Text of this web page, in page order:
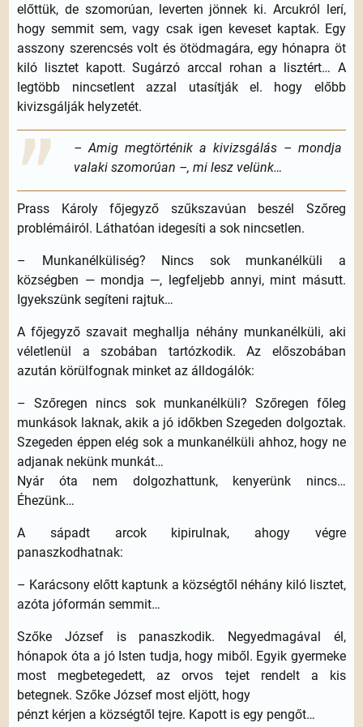
előttük, de szomorúan, leverten jönnek ki. Arcukról lerí,
hogy semmit sem, vagy csak igen keveset kaptak. Egy
asszony szerencsés volt és ötödmagára, egy hónapra öt
kiló lisztet kapott. Sugárzó arccal rohan a lisztért… A
legtöbb nincsetlent azzal utasítják el. hogy előbb
kivizsgálják helyzetét.
– Amig megtörténik a kivizsgálás – mondja
valaki szomorúan –, mi lesz velünk…
Prass Károly főjegyző szűkszavúan beszél Szőreg
problémáiról. Láthatóan idegesíti a sok nincsetlen.
– Munkanélküliség? Nincs sok munkanélküli a
községben — mondja —, legfeljebb annyi, mint másutt.
Igyekszünk segíteni rajtuk…
A főjegyző szavait meghallja néhány munkanélküli, aki
véletlenül a szobában tartózkodik. Az előszobában
azután körülfognak minket az álldogálók:
– Szőregen nincs sok munkanélküli? Szőregen főleg
munkások laknak, akik a jó időkben Szegeden dolgoztak.
Szegeden éppen elég sok a munkanélküli ahhoz, hogy ne
adjanak nekünk munkát…
Nyár óta nem dolgozhattunk, kenyerünk nincs…
Éhezünk…
A sápadt arcok kipirulnak, ahogy végre
panaszkodhatnak:
– Karácsony előtt kaptunk a községtől néhány kiló lisztet,
azóta jóformán semmit…
Szőke József is panaszkodik. Negyedmagával él,
hónapok óta a jó Isten tudja, hogy miből. Egyik gyermeke
most megbetegedett, az orvos tejet rendelt a kis
betegnek. Szőke József most eljött, hogy
pénzt kérjen a községtől tejre. Kapott is egy pengőt…